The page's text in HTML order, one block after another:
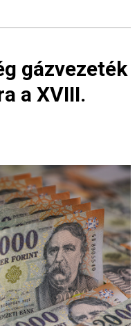
gázvezeték
a XVIII.